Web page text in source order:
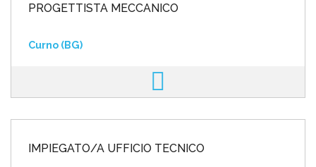
PROGETTISTA MECCANICO
Curno (BG)
IMPIEGATO/A UFFICIO TECNICO